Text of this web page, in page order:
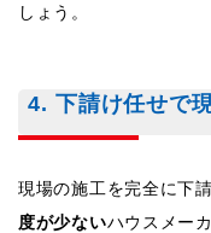
しょう。
4. 下請け任せで
現場の施工を完全に下
度が少ないハウスメー